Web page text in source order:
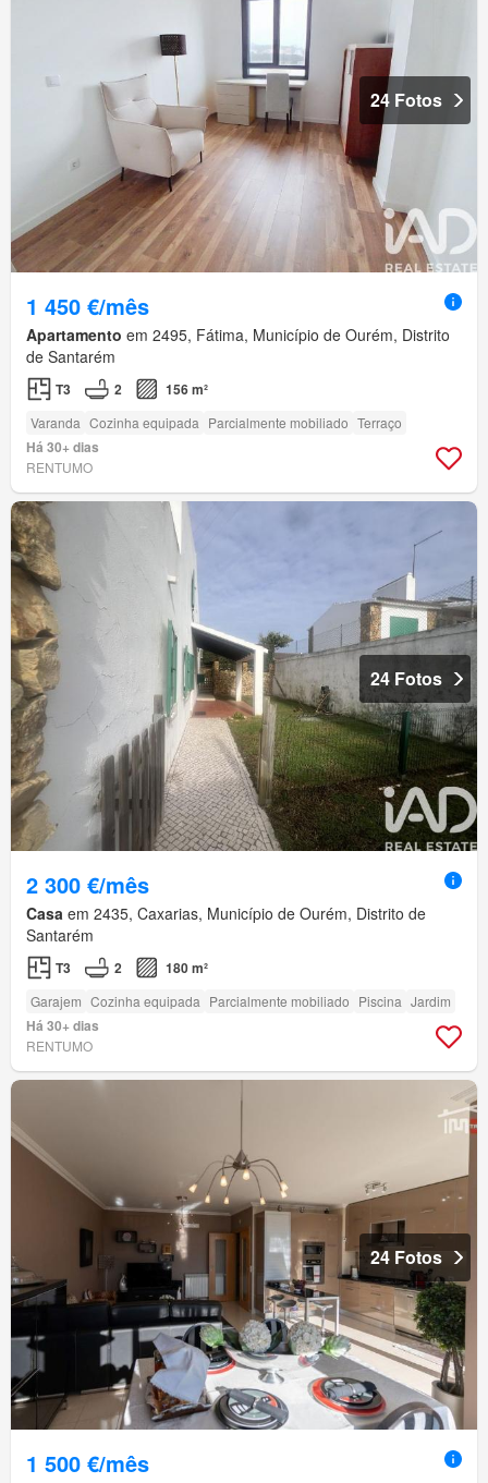
24 Fotos
1 450 €/mês
Apartamento em 2495, Fátima, Município de Ourém, Distrito
de Santarém
T3 2 156 m²
Varanda Cozinha equipada Parcialmente mobiliado Terraço
Há 30+ dias
RENTUMO
24 Fotos
2 300 €/mês
Casa em 2435, Caxarias, Município de Ourém, Distrito de
Santarém
T3 2 180 m²
Garajem Cozinha equipada Parcialmente mobiliado Piscina Jardim
Há 30+ dias
RENTUMO
24 Fotos
1 500 €/mês